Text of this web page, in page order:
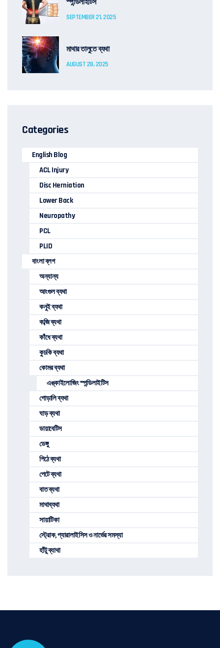
স্পন্ডিলাইটিস
SEPTEMBER 21, 2025
মাথার তালুতে ব্যথা
AUGUST 28, 2025
Categories
English Blog
ACL Injury
Disc Herniation
Lower Back
Neuropathy
PCL
PLID
বাংলা ব্লগ
অন্যান্য
আংগুল ব্যথা
কনুই ব্যথা
কব্জি ব্যথা
কাঁধে ব্যথা
কুচকি ব্যথা
কোমর ব্যথা
এঙ্কাইলোজিং স্পন্ডিলাইটিস
গোড়ালি ব্যথা
ঘাড় ব্যথা
ডায়াবেটিস
ডেঙ্গু
পিঠে ব্যথা
পেটে ব্যথা
বাত ব্যথা
মাথাব্যথা
সায়াটিকা
স্ট্রোক, প্যারালাইসিস ও নার্ভের সমস্যা
হাঁটু ব্যাথা